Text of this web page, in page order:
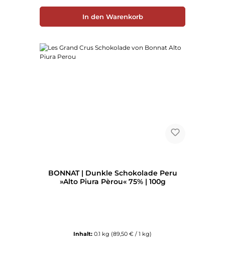
In den Warenkorb
BONNAT | Dunkle Schokolade Peru
»Alto Piura Pèrou« 75% | 100g
Inhalt: 0.1 kg (89,50 € / 1 kg)